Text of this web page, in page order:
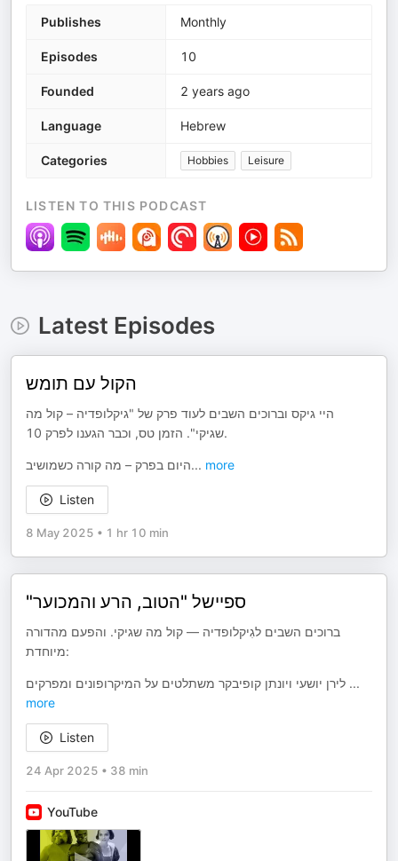
Publishes Monthly
Episodes 10
Founded 2 years ago
Language Hebrew
Categories Hobbies Leisure
LISTEN TO THIS PODCAST
Latest Episodes
הקול עם תומש
היי גיקס וברוכים השבים לעוד פרק של "גיקלופדיה – קול מה
שגיקי". הזמן טס, וכבר הגענו לפרק 10.
היום בפרק – מה קורה כשמושיב... more
Listen
8 May 2025 • 1 hr 10 min
"ספיישל "הטוב, הרע והמכוער
ברוכים השבים לגִיקלופדיה — קול מה שגיקי. והפעם מהדורה
מיוחדת:
...
more
Listen
24 Apr 2025 • 38 min
YouTube